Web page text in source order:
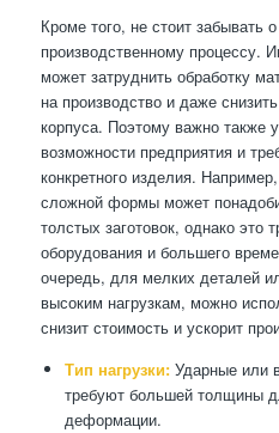
Кроме того, не стоит забывать
производственному процессу.
может затруднить обработку
на производство и даже
корпуса. Поэтому важно также
возможности предприятия и
конкретного изделия.
сложной формы может
толстых заготовок, однако это
оборудования и большего
очередь, для мелких деталей
высоким нагрузкам, можно
снизит стоимость и ускорит
Тип нагрузки:Ударные или
требуют большей толщины
деформации.